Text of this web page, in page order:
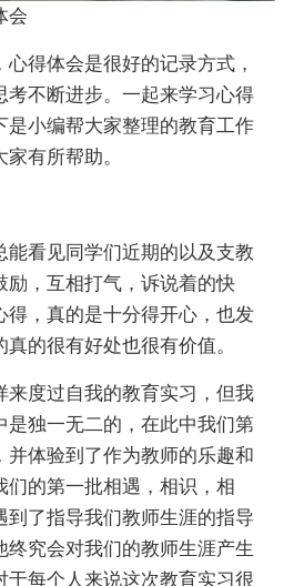
会
得体会是很好的记录方式，
考不断进步。一起来学习心得
是小编帮大家整理的教育工作
有所帮助。
能看见同学们近期的以及支教
励，互相打气，诉说着的快
得，真的是十分得开心，也发
的很有好处也很有价值。
来度过自我的教育实习，但我
是独一无二的，在此中我们第
并体验到了作为教师的乐趣和
的第一批相遇，相识，相
了指导我们教师生涯的指导
究会对我们的教师生涯产生
于每个人来说这次教育实习很